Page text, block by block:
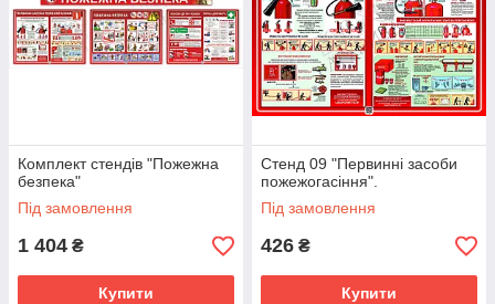
Комплект стендів "Пожежна
безпека"
Під замовлення
1 404 ₴
Купити
Стенд 09 "Первинні засоби
пожежогасіння".
Під замовлення
426 ₴
Купити